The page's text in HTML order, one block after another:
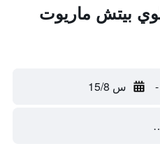
بيتش ماريوت
- س 15/8